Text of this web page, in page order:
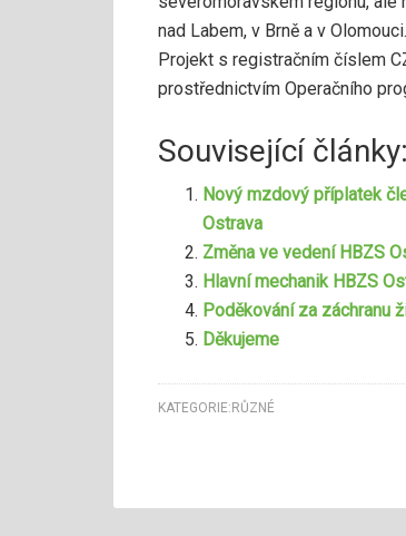
nad Labem, v Brně a v
Projekt s registračním číslem
prostřednictvím Operačního
Související články:
Nový mzdový příplatek
Ostrava
Změna ve vedení HBZS
Hlavní mechanik HBZS
Poděkování za záchranu
Děkujeme
KATEGORIE: RŮZNÉ